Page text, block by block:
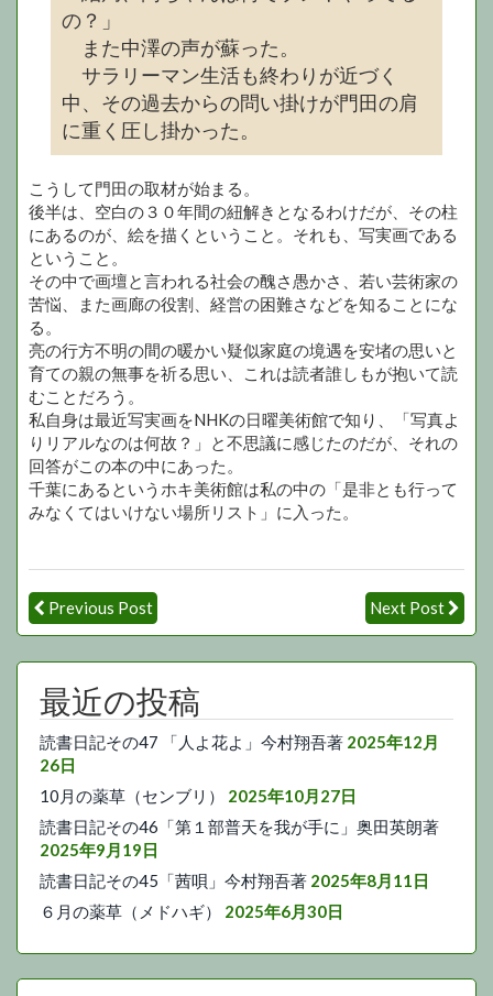
の？」
また中澤の声が蘇った。
サラリーマン生活も終わりが近づく
中、その過去からの問い掛けが門田の肩
に重く圧し掛かった。
こうして門田の取材が始まる。
後半は、空白の３０年間の紐解きとなるわけだが、その柱
にあるのが、絵を描くということ。それも、写実画である
ということ。
その中で画壇と言われる社会の醜さ愚かさ、若い芸術家の
苦悩、また画廊の役割、経営の困難さなどを知ることにな
る。
亮の行方不明の間の暖かい疑似家庭の境遇を安堵の思いと
育ての親の無事を祈る思い、これは読者誰しもが抱いて読
むことだろう。
私自身は最近写実画をNHKの日曜美術館で知り、「写真よ
りリアルなのは何故？」と不思議に感じたのだが、それの
回答がこの本の中にあった。
千葉にあるというホキ美術館は私の中の「是非とも行って
みなくてはいけない場所リスト」に入った。
Previous Post Next Post
最近の投稿
読書日記その47 「人よ花よ」今村翔吾著 2025年12月
26日
10月の薬草（センブリ）
2025年10月27日
読書日記その46「第１部普天を我が手に」奥田英朗著
2025年9月19日
読書日記その45「茜唄」今村翔吾著 2025年8月11日
６月の薬草（メドハギ）
2025年6月30日